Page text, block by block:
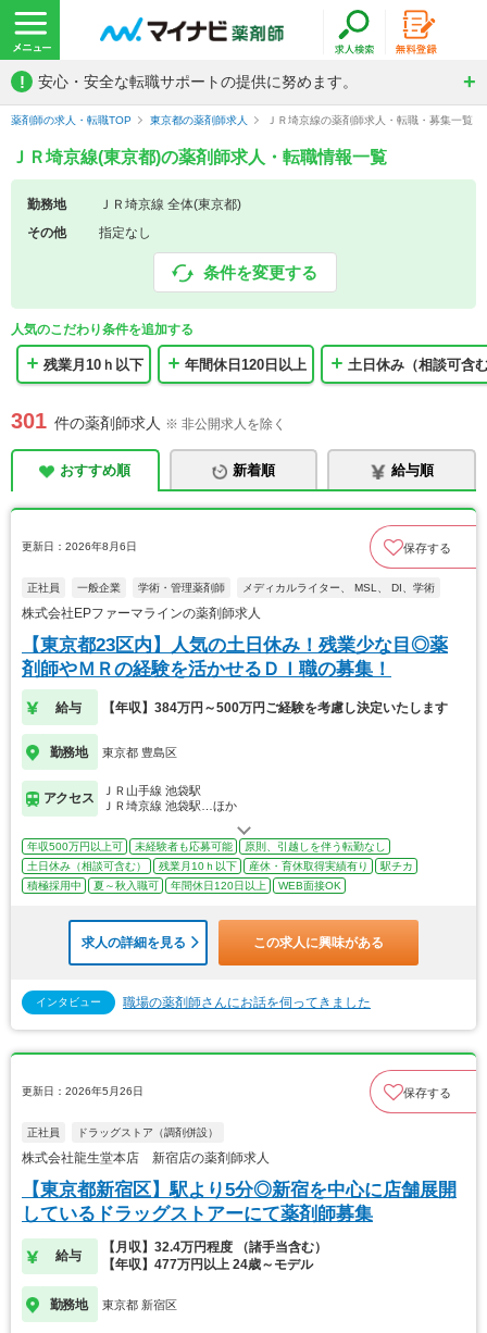
! 安心・安全な転職サポートの提供に努めます。
薬剤師の求人・転職TOP 東京都の薬剤師求人 ＪＲ埼京線の薬剤師求人・転職・募集一覧
ＪＲ埼京線(東京都)の薬剤師求人・転職情報一覧
勤務地
ＪＲ埼京線 全体(東京都)
その他
指定なし
条件を変更する
人気のこだわり条件を追加する
残業月10ｈ以下 年間休日120日以上 土日休み（相談可含
301 件の薬剤師求人 ※ 非公開求人を除く
おすすめ順 新着順 給与順
更新日：2026年8月6日 保存する
正社員 一般企業 学術・管理薬剤師 メディカルライター、 MSL、 DI、学術
株式会社EPファーマラインの薬剤師求人
【東京都23区内】人気の土日休み！残業少な目◎薬
剤師やＭＲの経験を活かせるＤＩ職の募集！
給与 【年収】384万円～500万円ご経験を考慮し決定いたします
勤務地 東京都 豊島区
アクセス
ＪＲ山手線 池袋駅
ＪＲ埼京線 池袋駅…ほか
年収500万円以上可 未経験者も応募可能
原則、引越しを伴う転勤なし
土日休み（相談可含む）
残業月10ｈ以下 産休・育休取得実績有り
駅チカ
積極採用中
夏～秋入職可 年間休日120日以上 WEB面接OK
求人の詳細を見る この求人に興味がある
インタビュー 職場の薬剤師さんにお話を伺ってきました
更新日：2026年5月26日 保存する
正社員 ドラッグストア（調剤併設）
株式会社龍生堂本店 新宿店の薬剤師求人
【東京都新宿区】駅より5分◎新宿を中心に店舗展開
しているドラッグストアーにて薬剤師募集
給与
【月収】32.4万円程度 （諸手当含む）
【年収】477万円以上 24歳～モデル
勤務地 東京都 新宿区